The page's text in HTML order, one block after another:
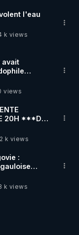
l'eau
k views
avait
views
***DU
EN
k views
:
‪@gladysriifard5710‬ Laëtitia
k views